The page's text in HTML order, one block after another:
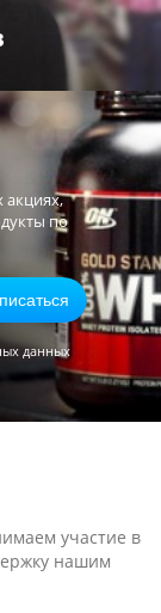
акциях,
по
данных
участие в
нашим